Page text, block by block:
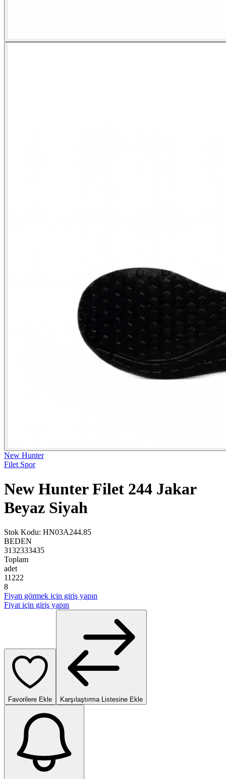
New Hunter
Filet Spor
New Hunter Filet 244 Jakar
Beyaz Siyah
Stok Kodu: HN03A244.85
BEDEN
3132333435
Toplam
adet
11222
8
Fiyatı görmek için giriş yapın
Fiyat için giriş yapın
Favorilere Ekle Karşılaştırma Listesine Ekle